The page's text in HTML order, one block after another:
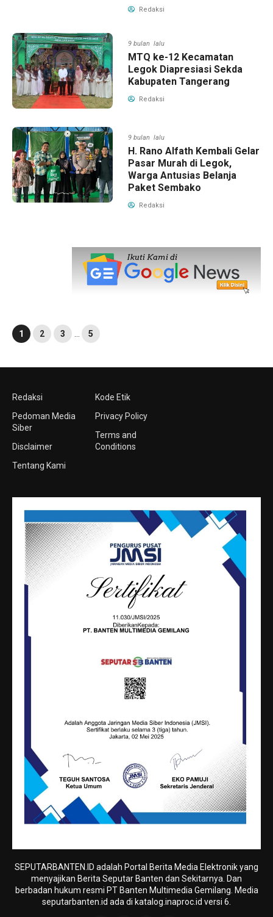
Redaksi
9 bulan lalu
MTQ ke-12 Kecamatan
Legok Diapresiasi Sekda
Kabupaten Tangerang
Redaksi
9 bulan lalu
H. Rano Alfath Kembali Gelar
Pasar Murah di Legok,
Warga Antusias Belanja
Paket Sembako
Redaksi
1 2 3 … 5
Redaksi
Pedoman Media
Siber
Disclaimer
Tentang Kami
Kode Etik
Privacy Policy
Terms and
Conditions
SEPUTARBANTEN.ID adalah Portal Berita Media Elektronik yang
menyajikan Berita Seputar Banten dan Sekitarnya. Dan
berbadan hukum resmi PT Banten Multimedia Gemilang. Media
seputarbanten.id ada di katalog.inaproc.id versi 6.